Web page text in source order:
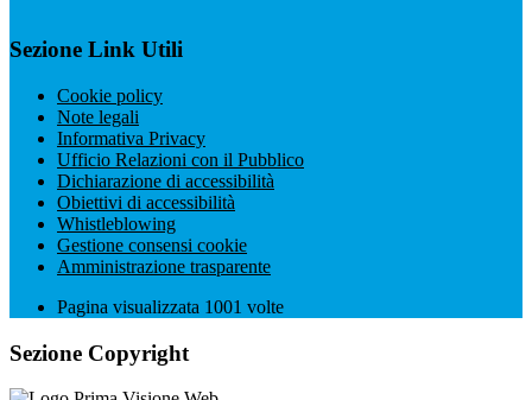
Sezione Link Utili
Cookie policy
Note legali
Informativa Privacy
Ufficio Relazioni con il Pubblico
Dichiarazione di accessibilità
Obiettivi di accessibilità
Whistleblowing
Gestione consensi cookie
Amministrazione trasparente
Pagina visualizzata 1001 volte
Sezione Copyright